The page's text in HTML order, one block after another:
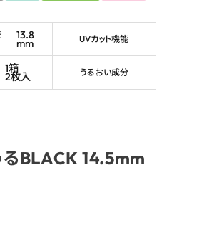
13.8
mm UVカット機能
1箱
2枚入 うるおい成分
るBLACK 14.5mm